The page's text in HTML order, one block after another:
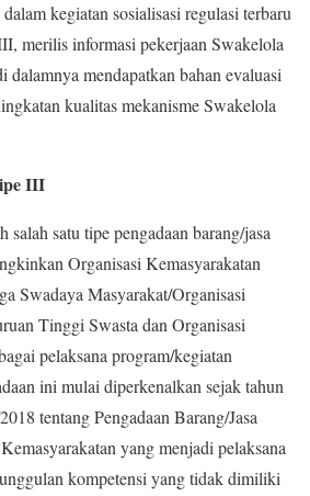
kegiatan sosialisasi regulasi terbaru
merilis informasi pekerjaan Swakelola
mendapatkan bahan evaluasi
kualitas mekanisme Swakelola
III
satu tipe pengadaan barang/jasa
Organisasi Kemasyarakatan
Swadaya Masyarakat/Organisasi
Tinggi Swasta dan Organisasi
pelaksana program/kegiatan
ini mulai diperkenalkan sejak tahun
tentang Pengadaan Barang/Jasa
yang menjadi pelaksana
kompetensi yang tidak dimiliki